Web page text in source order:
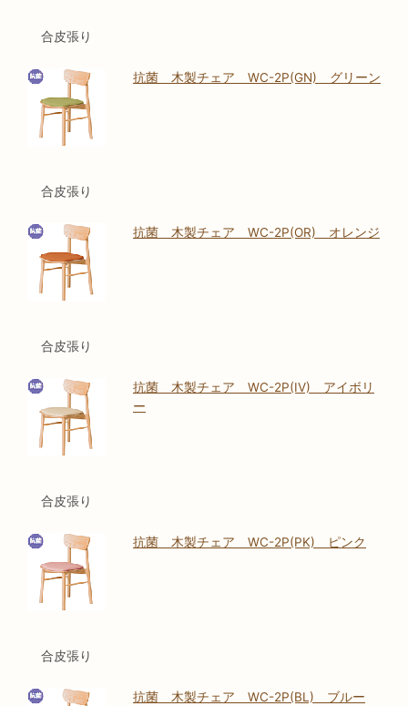
合皮張り
合皮張り
抗菌 木製チェア WC-2P(GN) グリーン
合皮張り
抗菌 木製チェア WC-2P(OR) オレンジ
合皮張り
抗菌 木製チェア WC-2P(IV) アイボリ
ー
合皮張り
抗菌 木製チェア WC-2P(PK) ピンク
抗菌 木製チェア WC-2P(BL) ブルー